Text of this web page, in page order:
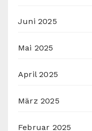
Juni 2025
Mai 2025
April 2025
März 2025
Februar 2025